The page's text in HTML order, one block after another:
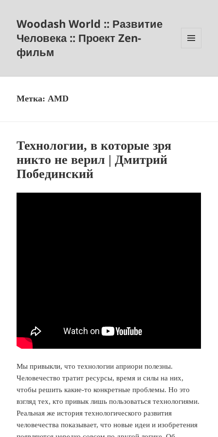
Woodash World :: Развитие
Человека :: Проект Zen-
фильм
Метка:AMD
Технологии, в которые зря
никто не верил | Дмитрий
Побединский
Мы привыкли, что технологии априори полезны.
Человечество тратит ресурсы, время и силы на них,
чтобы решить какие-то конкретные проблемы. Но это
взгляд тех, кто привык лишь пользоваться технологиями.
Реальная же история технологического развития
человечества показывает, что новые идеи и изобретения